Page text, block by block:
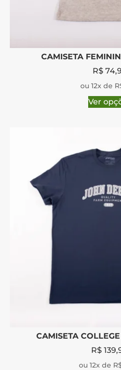
CAMISETA
R$
ou 12x de
Ver
CAMISETA
R$
ou 12x de